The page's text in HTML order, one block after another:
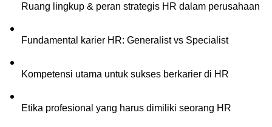
Ruang lingkup & peran strategis HR dalam perusahaan
Fundamental karier HR: Generalist vs Specialist
Kompetensi utama untuk sukses berkarier di HR
Etika profesional yang harus dimiliki seorang HR